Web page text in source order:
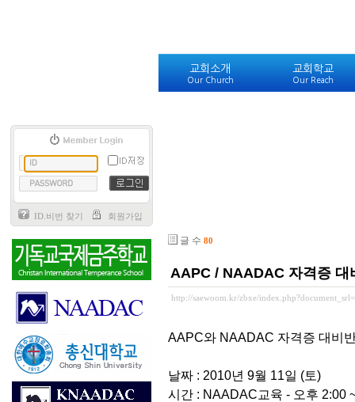
교회소개
Our Church
교회학교
Our Reach
ID.비번 찾기 회원가입
글 수 80
AAPC / NAADAC 자격증 대
http://saewoom.kr/zbxe/
AAPC와 NAADAC 자격증 대비
날짜 : 2010년 9월 11일 (토)
시간 : NAADAC교육 - 오후 2:00